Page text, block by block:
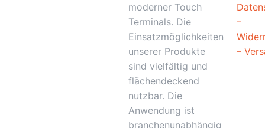
moderner Touch
Terminals. Die
Einsatzmöglichkeiten
unserer Produkte
sind vielfältig und
flächendeckend
nutzbar. Die
Anwendung ist
branchenunabhängig
–
–